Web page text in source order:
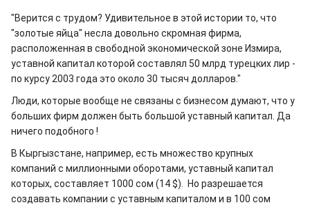
"Верится с трудом? Удивительное в этой истории то, что
"золотые яйца" несла довольно скромная фирма,
расположенная в свободной экономической зоне Измира,
уставной капитал которой составлял 50 млрд турецких лир -
по курсу 2003 года это около 30 тысяч долларов."
Люди, которые вообще не связаны с бизнесом думают, что у
больших фирм должен быть большой уставный капитал. Да
ничего подобного !
В Кыргызстане, например, есть множество крупных
компаний с миллионными оборотами, уставный капитал
которых, составляет 1000 сом (14 $). Но разрешается
создавать компании с уставным капиталом и в 100 сом